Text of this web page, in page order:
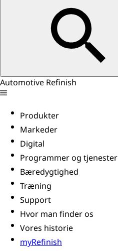
Automotive Refinish
Produkter
Markeder
Digital
Programmer og tjenester
Bæredygtighed
Træning
Support
Hvor man finder os
Vores historie
myRefinish